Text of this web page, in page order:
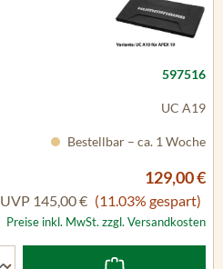
597516
UC A19
Bestellbar – ca. 1 Woche
129,00 €
UVP 145,00 € (11.03% gespart)
Preise inkl. MwSt. zzgl. Versandkosten